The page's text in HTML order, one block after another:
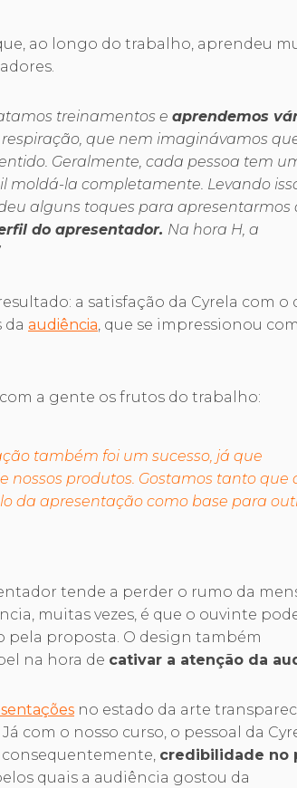
ao longo do trabalho, aprendeu
treinamentos e aprendemos
que nem imaginávamos
Geralmente, cada pessoa tem
moldá-la completamente. Levando
alguns toques para apresentarmos
do apresentador. Na hora H, a
a satisfação da Cyrela com o
da audiência, que se impressionou
a gente os frutos do trabalho:
também foi um sucesso, já que
nossos produtos. Gostamos tanto que
da apresentação como base para
tende a perder o rumo da
muitas vezes, é que o ouvinte
pela proposta. O design também
na hora de cativar a atenção da
no estado da arte
com o nosso curso, o pessoal da
credibilidade no
quais a audiência gostou da